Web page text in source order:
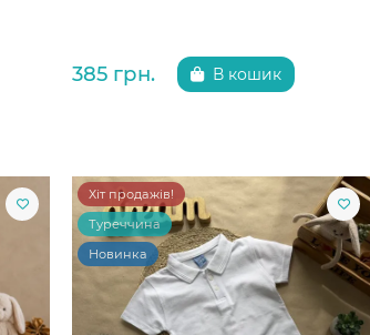
385 грн. В кошик
Хіт продажів!
Туреччина
Новинка